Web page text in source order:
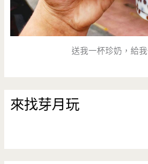
送我一杯珍奶，給
來找芽月玩